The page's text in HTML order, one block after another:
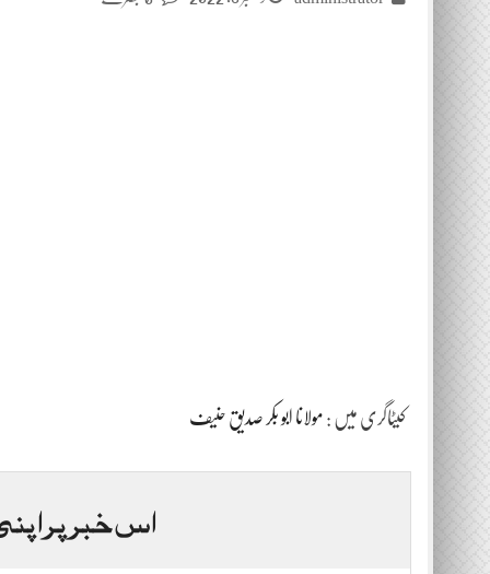
کیٹاگری میں : مولانا ابو بکر صدیق حنیف
اس خبر پر